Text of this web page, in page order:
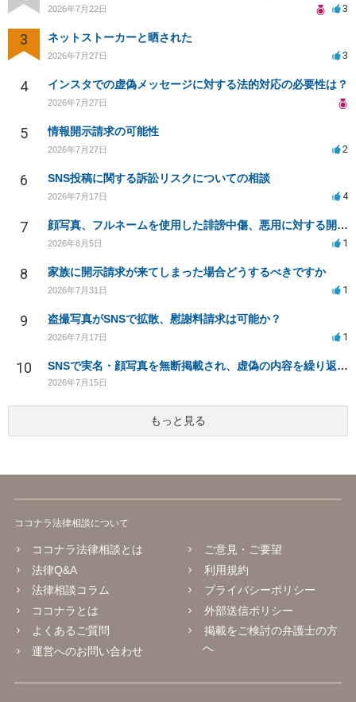
2026年7月22日 3
3 ネットストーカーと晒された
2026年7月27日 3
4 インスタでの虚偽メッセージに対する法的対応の必要性は？
2026年7月27日
5 情報開示請求の可能性
2026年7月27日 2
6 SNS投稿に関する訴訟リスクについての相談
2026年7月17日 4
7 顔写真、フルネームを使用した誹謗中傷、悪用に対する開示請求
2026年8月5日 1
8 家族に開示請求が来てしまった場合どうするべきですか
2026年7月31日 1
9 盗撮写真がSNSで拡散、慰謝料請求は可能か？
2026年7月17日 1
10 SNSで実名・顔写真を無断掲載され、虚偽の内容を繰り返し投稿されています。法的対応は可能でしょうか？
2026年7月15日
もっと見る
ココナラ法律相談について
ココナラ法律相談とは
法律Q&A
法律相談コラム
ココナラとは
よくあるご質問
運営へのお問い合わせ
ご意見・ご要望
利用規約
プライバシーポリシー
外部送信ポリシー
掲載をご検討の弁護士の方
へ